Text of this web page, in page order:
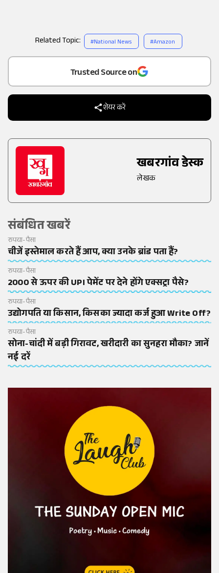
Add
as a
Trusted Source on
शेयर करें
खबरगांव डेस्क
लेखक
संबंधित खबरें
रुपया-पैसा
चीजें इस्तेमाल करते हैं आप, क्या उनके ब्रांड पता हैं?
रुपया-पैसा
2000 से ऊपर की UPI पेमेंट पर देने होंगे एक्सट्रा पैसे?
रुपया-पैसा
उद्योगपति या किसान, किसका ज्यादा कर्ज हुआ Write Off?
रुपया-पैसा
सोना-चांदी में बड़ी गिरावट, खरीदारी का सुनहरा मौका? जानें
नई दरें
Related Topic: #National News #Amazon